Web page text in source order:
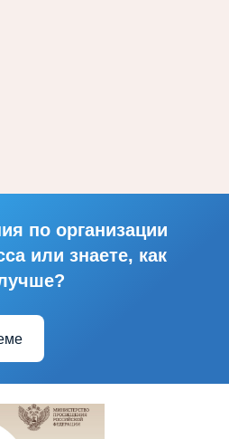
по организации
или знаете, как